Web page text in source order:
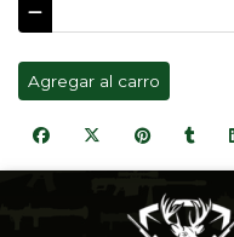
Agregar al carro